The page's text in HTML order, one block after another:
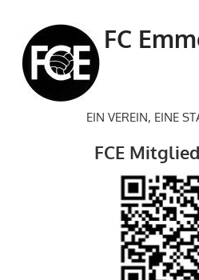
springen
FC
EIN VEREIN, EINE
FCE